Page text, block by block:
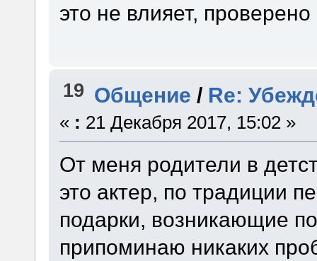
это не влияет,
19 Общение / Re:
« : 21 Декабря 2017, 15:02 »
От меня родители в
это актер, по традиции
подарки, возникающие
припоминаю никаких